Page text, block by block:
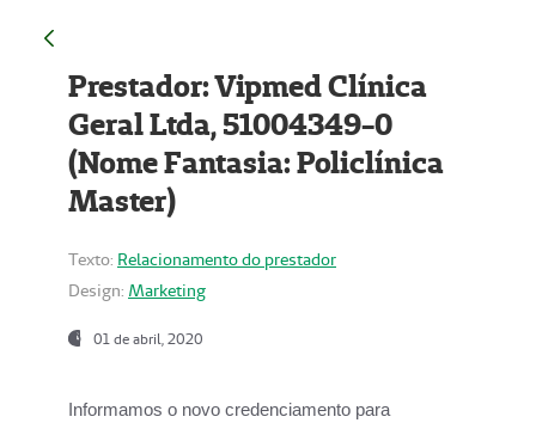
Prestador: Vipmed Clínica
Geral Ltda, 51004349-0
(Nome Fantasia: Policlínica
Master)
Texto: Relacionamento do prestador
Design: Marketing
01 de abril, 2020
Informamos o novo credenciamento para